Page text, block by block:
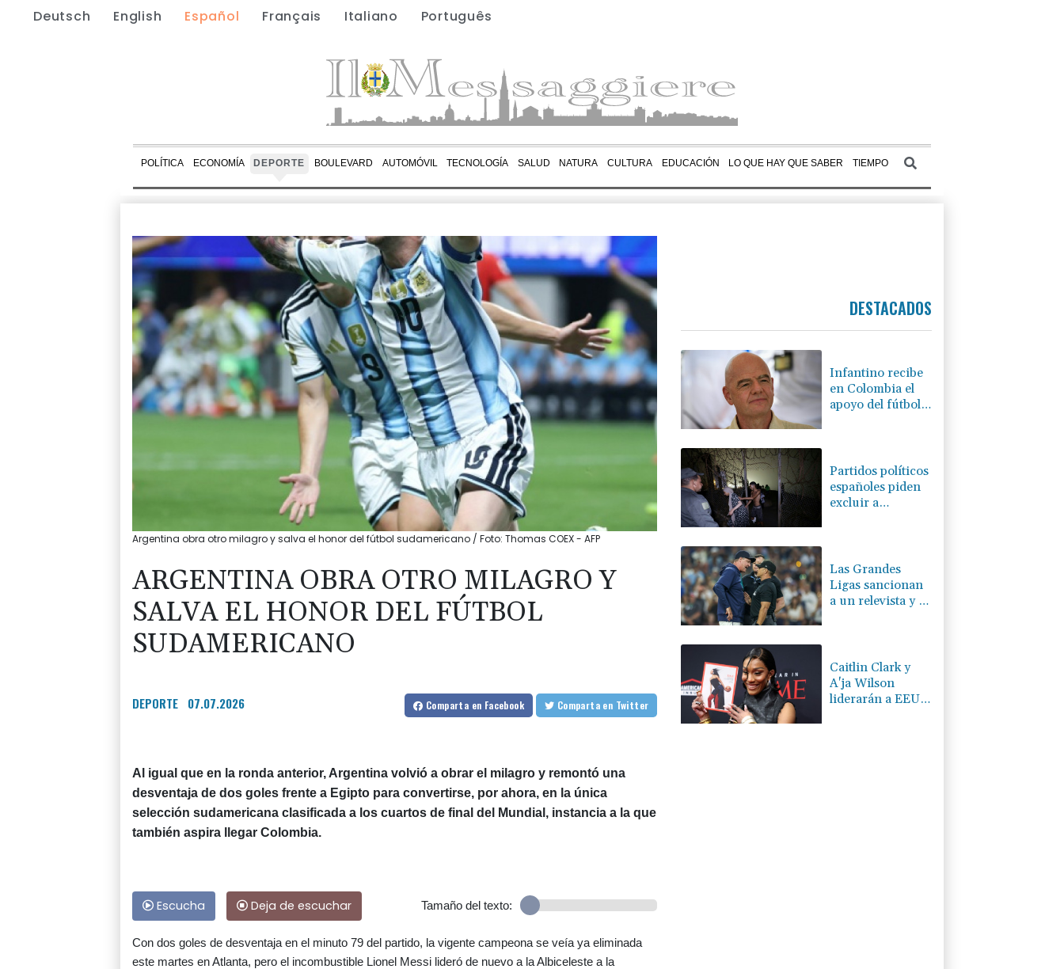
Deutsch English Español Français Italiano Português
POLÍTICA ECONOMÍA DEPORTE BOULEVARD AUTOMÓVIL TECNOLOGÍA SALUD NATURA CULTURA EDUCACIÓN LO QUE HAY QUE SABER TIEMPO
Argentina obra otro milagro y salva el honor del fútbol sudamericano / Foto: Thomas COEX - AFP
ARGENTINA OBRA OTRO MILAGRO Y
SALVA EL HONOR DEL FÚTBOL
SUDAMERICANO
DEPORTE 07.07.2026 Comparta en Facebook Comparta en Twitter
Al igual que en la ronda anterior, Argentina volvió a obrar el milagro y remontó una
desventaja de dos goles frente a Egipto para convertirse, por ahora, en la única
selección sudamericana clasificada a los cuartos de final del Mundial, instancia a la que
también aspira llegar Colombia.
Escucha Deja de escuchar Tamaño del texto:
Con dos goles de desventaja en el minuto 79 del partido, la vigente campeona se veía ya eliminada
este martes en Atlanta, pero el incombustible Lionel Messi lideró de nuevo a la Albiceleste a la
DESTACADOS
Infantino recibe
en Colombia el
apoyo del fútbol
Partidos políticos
españoles piden
excluir a
Las Grandes
Ligas sancionan
a un relevista y al
Caitlin Clark y
A'ja Wilson
liderarán a EEUU